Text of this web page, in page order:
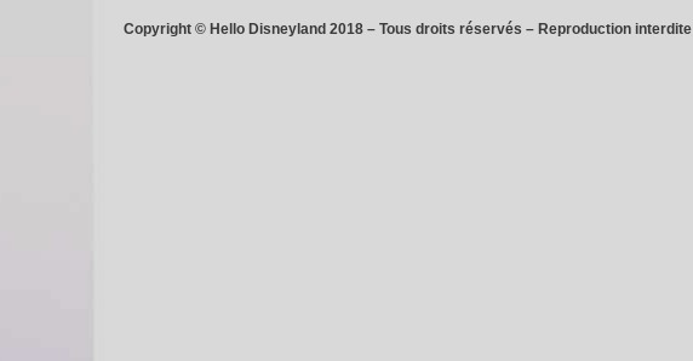
Copyright © Hello Disneyland 2018 – Tous droits réservés – Reproduction interdite